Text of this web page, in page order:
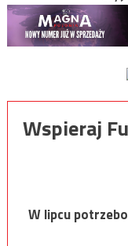
Wspieraj
W lipcu